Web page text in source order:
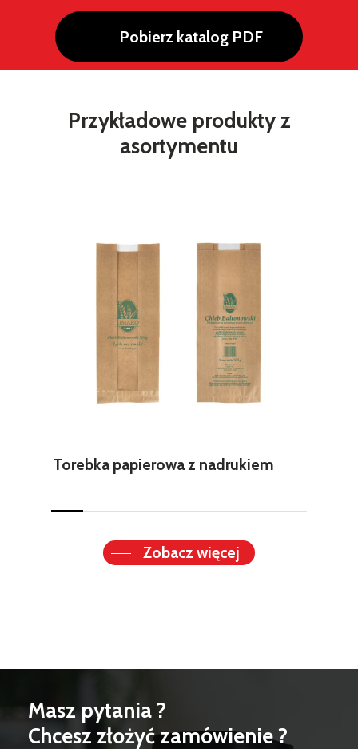
Pobierz katalog PDF
Przykładowe produkty z
asortymentu
Torebka papierowa z nadrukiem
Zobacz więcej
Masz pytania ?
Chcesz złożyć zamówienie ?